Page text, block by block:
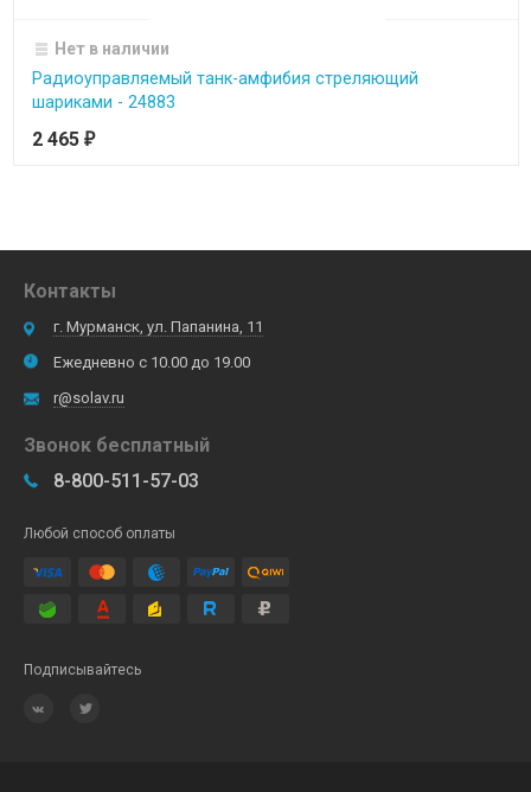
Нет в наличии
Радиоуправляемый танк-амфибия стреляющий
шариками - 24883
2 465 ₽
Контакты
г. Мурманск, ул. Папанина, 11
Ежедневно с 10.00 до 19.00
r@solav.ru
Звонок бесплатный
8-800-511-57-03
Любой способ оплаты
Подписывайтесь